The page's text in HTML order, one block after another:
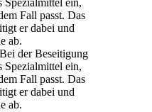
Spezialmittel ein,
Fall passt. Das
er dabei und
ab.
der Beseitigung
Spezialmittel ein,
Fall passt. Das
er dabei und
ab.